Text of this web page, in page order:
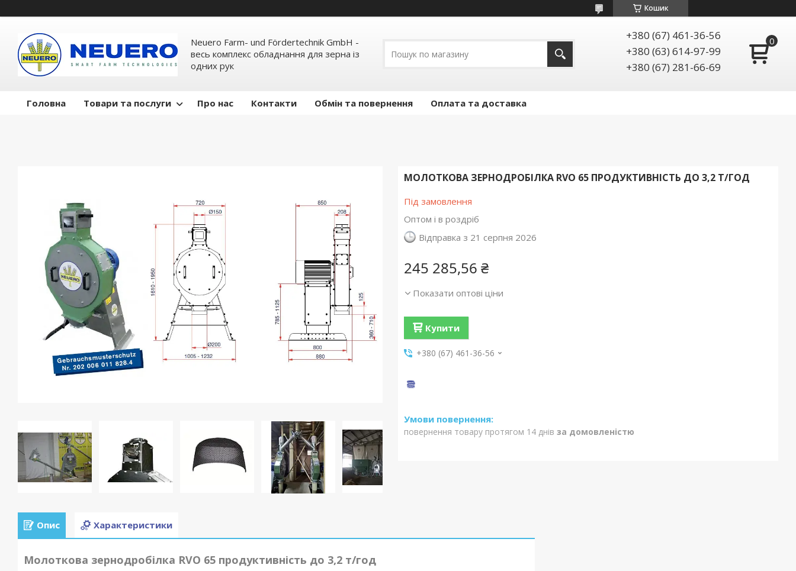
Кошик
Neuero Farm- und Fördertechnik GmbH -
весь комплекс обладнання для зерна із
одних рук
+380 (67) 461-36-56
+380 (63) 614-97-99
+380 (67) 281-66-69
Головна Товари та послуги Про нас Контакти Обмін та повернення Оплата та доставка
МОЛОТКОВА ЗЕРНОДРОБІЛКА RVO 65 ПРОДУКТИВНІСТЬ ДО 3,2 Т/ГОД
Під замовлення
Оптом і в роздріб
Відправка з 21 серпня 2026
245 285,56 ₴
Показати оптові ціни
Купити
+380 (67) 461-36-56
повернення товару протягом 14 днів за домовленістю
Опис Характеристики
Молоткова зернодробілка RVO 65 продуктивність до 3,2 т/год